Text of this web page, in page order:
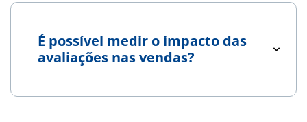
É possível medir o impacto das
avaliações nas vendas?